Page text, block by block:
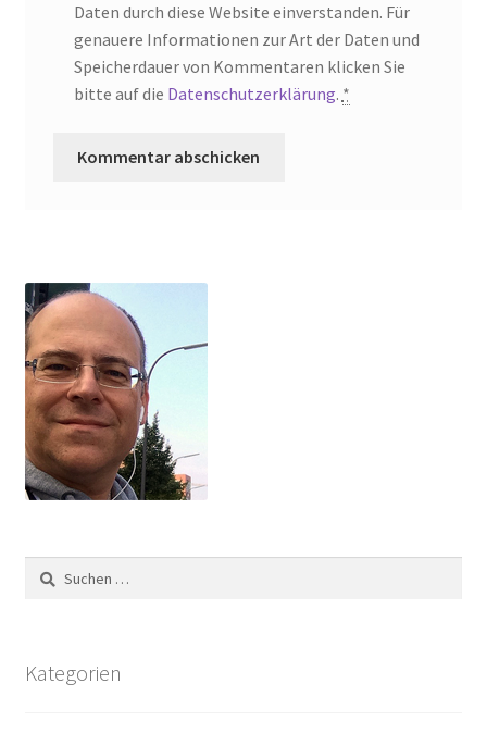
Daten durch diese Website einverstanden. Für
genauere Informationen zur Art der Daten und
Speicherdauer von Kommentaren klicken Sie
bitte auf die Datenschutzerklärung. *
Suchen
nach:
Kategorien